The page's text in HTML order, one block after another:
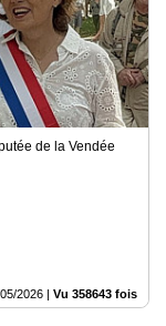
de la Vendée
2026 | Vu 358643 fois